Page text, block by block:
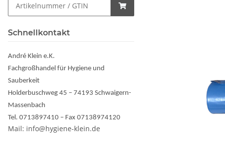
Schnellkontakt
André Klein e.K.
Fachgroßhandel für Hygiene und
Sauberkeit
Holderbuschweg 45 – 74193 Schwaigern-
Massenbach
Tel. 0713897410 – Fax 07138974120
Mail: info@hygiene-klein.de